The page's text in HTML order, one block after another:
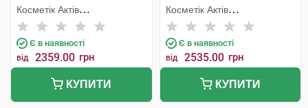
Косметік Актів
Інтернаціональ
Є в наявності
від 2359.00 грн
КУПИТИ
набір
Косметік Актів
Інтернаціональ
Є в наявності
від 2535.00 грн
КУПИТИ